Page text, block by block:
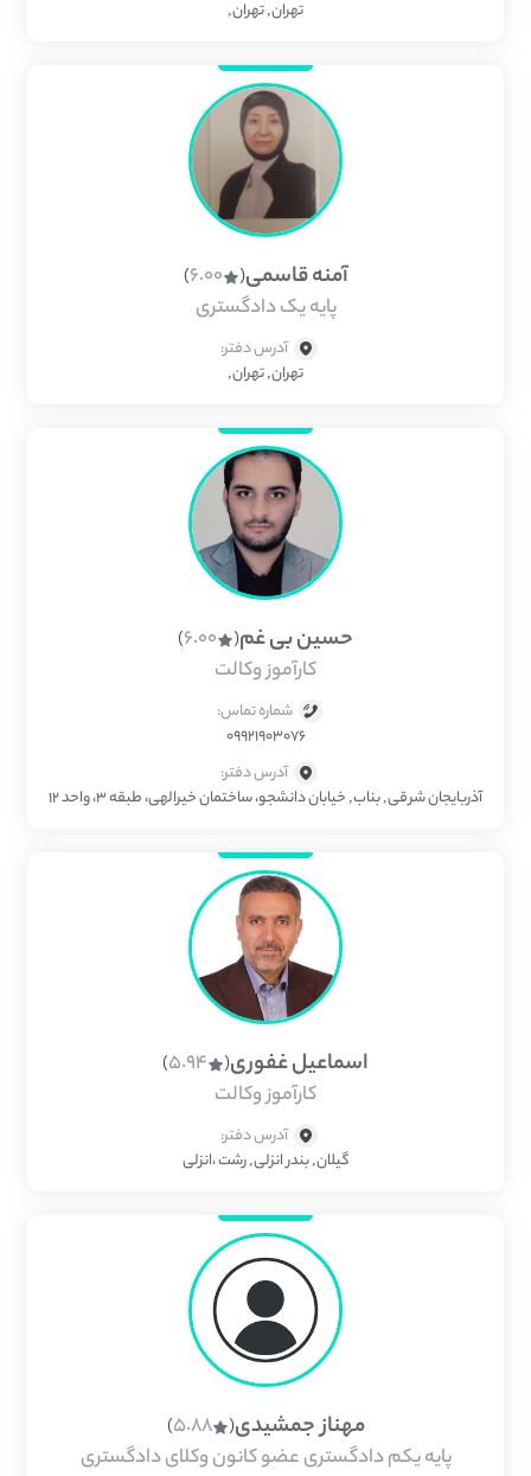
تهران, تهران,
آمنه قاسمی(
6.00
)
پایه یک دادگستری
آدرس دفتر:
تهران, تهران,
حسین بی غم(
6.00
)
کارآموز وکالت
شماره تماس:
09921903076
آدرس دفتر:
آذربایجان شرقی, بناب, خیابان دانشجو، ساختمان خیرالهی، طبقه ۳، واحد ۱۲
اسماعیل غفوری(
5.94
)
کارآموز وکالت
آدرس دفتر:
گیلان, بندر انزلی, رشت ،انزلی
مهناز جمشیدی(
5.88
)
پایه یکم دادگستری عضو کانون وکلای دادگستری